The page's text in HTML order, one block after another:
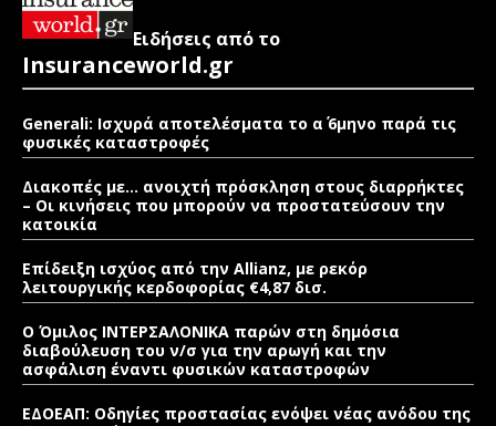
Ειδήσεις από το
Insuranceworld.gr
Generali: Ισχυρά αποτελέσματα το α΄ 6μηνο παρά τις
φυσικές καταστροφές
Διακοπές με… ανοιχτή πρόσκληση στους διαρρήκτες
– Οι κινήσεις που μπορούν να προστατεύσουν την
κατοικία
Επίδειξη ισχύος από την Allianz, με ρεκόρ
λειτουργικής κερδοφορίας €4,87 δισ.
Ο Όμιλος ΙΝΤΕΡΣΑΛΟΝΙΚΑ παρών στη δημόσια
διαβούλευση του ν/σ για την αρωγή και την
ασφάλιση έναντι φυσικών καταστροφών
ΕΔΟΕΑΠ: Οδηγίες προστασίας ενόψει νέας ανόδου της